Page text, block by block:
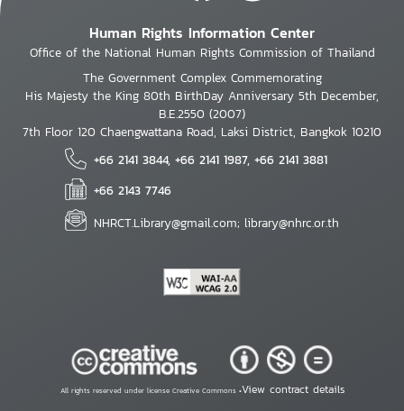
Human Rights Information Center
Office of the National Human Rights Commission of Thailand
The Government Complex Commemorating
His Majesty the King 80th BirthDay Anniversary 5th December,
B.E.2550 (2007)
7th Floor 120 Chaengwattana Road, Laksi District, Bangkok 10210
+66 2141 3844, +66 2141 1987, +66 2141 3881
+66 2143 7746
NHRCT.Library@gmail.com; library@nhrc.or.th
All rights reserved under license Creative Commons •View contract details